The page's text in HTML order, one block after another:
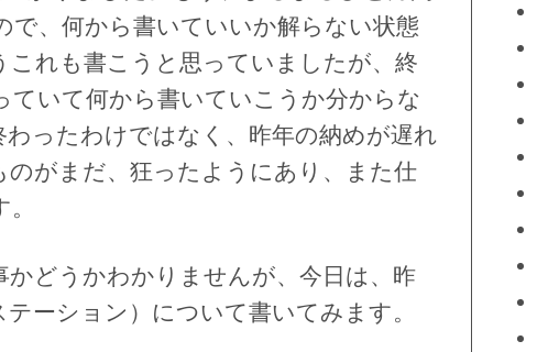
、何から書いていいか解らない状態
れも書こうと思っていましたが、終
いて何から書いていこうか分からな
ったわけではなく、昨年の納めが遅れ
がまだ、狂ったようにあり、また仕
どうかわかりませんが、今日は、昨
ーション）について書いてみます。